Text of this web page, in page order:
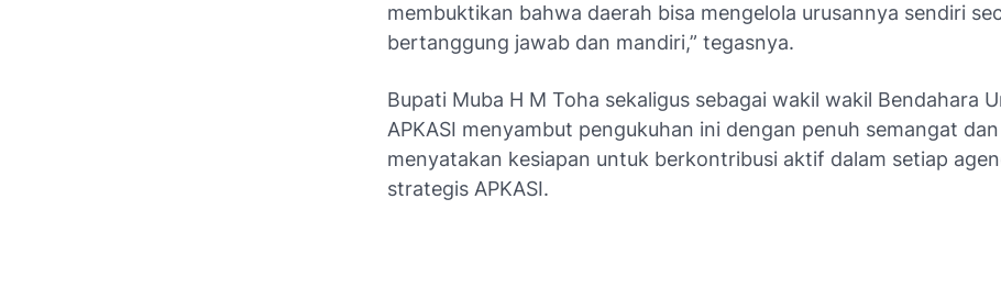
membuktikan bahwa daerah bisa mengelola urusannya sendiri
bertanggung jawab dan mandiri,” tegasnya.
Bupati Muba H M Toha sekaligus sebagai wakil wakil Bendahara
APKASI menyambut pengukuhan ini dengan penuh semangat dan
menyatakan kesiapan untuk berkontribusi aktif dalam setiap
strategis APKASI.